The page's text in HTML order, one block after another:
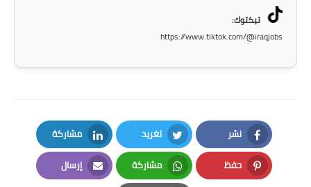
المرحلة الاعدادية
دروس
تيكتوك:
https://www.tiktok.com/@iraqjobs
نشر
Facebook
تغريد
Twitter
مشاركة
LinkedIn
حفظ
Pinterest
مشاركة
Whatsapp
إرسال
Email